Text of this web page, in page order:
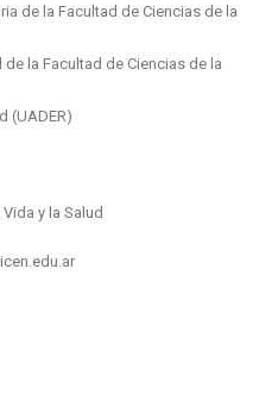
de la Facultad de Ciencias de la
la Facultad de Ciencias de la
(UADER)
y la Salud